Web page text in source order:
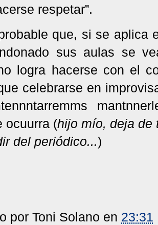
respetar”.
que, si se aplica
sus aulas se
logra hacerse con el
celebrarse en
ocuurra (hijo mío, deja de
del periódico...)
por Toni Solano en 23:31